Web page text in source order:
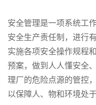
安全管理是一项系统工
安全生产责任制，进行
实施各项安全操作规程
预案，做到人人懂安全
理厂的危险点源的管控
以保障人、物和环境处